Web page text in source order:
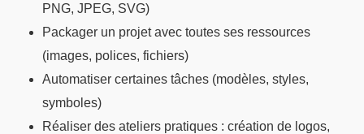
PNG, JPEG, SVG)
Packager un projet avec toutes ses ressources
(images, polices, fichiers)
Automatiser certaines tâches (modèles, styles,
symboles)
Réaliser des ateliers pratiques : création de logos,